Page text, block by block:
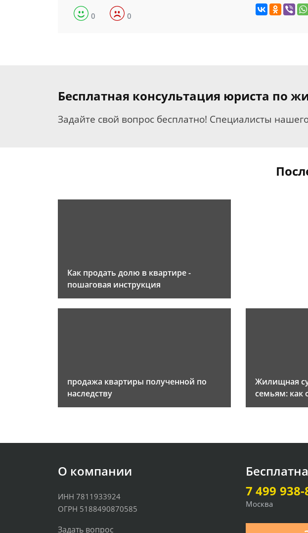
0 0
Бесплатная консультация юриста по
Задайте свой вопрос бесплатно! Специалисты
Как продать долю в квартире -
пошаговая инструкция
продажа квартиры полученной по
наследству
Жилищная
семьям: как
О компании
ИНН 7811933924
ОГРН 5188490870585
Задать вопрос
7 499
Москва